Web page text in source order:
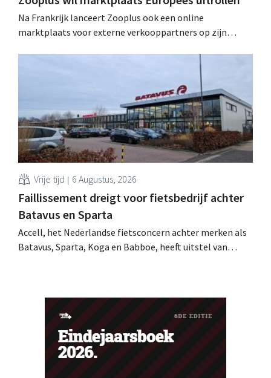
Na Frankrijk lanceert Zooplus ook een online
marktplaats voor externe verkooppartners op zijn
voor huisdierbenodigdheden dat model stapsgewijs
Vrije tijd 6 Augustus, 2026
Faillissement dreigt voor fietsbedrijf achter
Batavus en Sparta
Accell, het Nederlandse fietsconcern achter merken als
Batavus, Sparta, Koga en Babboe, heeft uitstel van